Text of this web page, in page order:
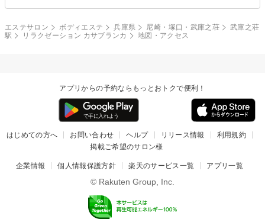
エステサロン ボディエステ 兵庫県 尼崎・塚口・武庫之荘
武庫之荘
駅
リラクゼーション カサブランカ 地図・アクセス
アプリからの予約ならもっとおトクで便利！
はじめての方へ お問い合わせ ヘルプ リリース情報
利用規約
掲載ご希望のサロン様
企業情報 個人情報保護方針 楽天のサービス一覧 アプリ一覧
© Rakuten Group, Inc.